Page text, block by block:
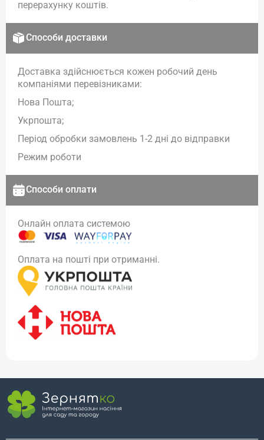
перерахунку коштів.
Способи доставки
Доставка здійснюється кожен робочий день
компаніями перевізниками:
Нова Пошта;
Укрпошта;
Період обробки замовлень 1-2 дні до відправки
Режим роботи
Способи оплати
Онлайн оплата системою
Оплата на пошті при отриманні.